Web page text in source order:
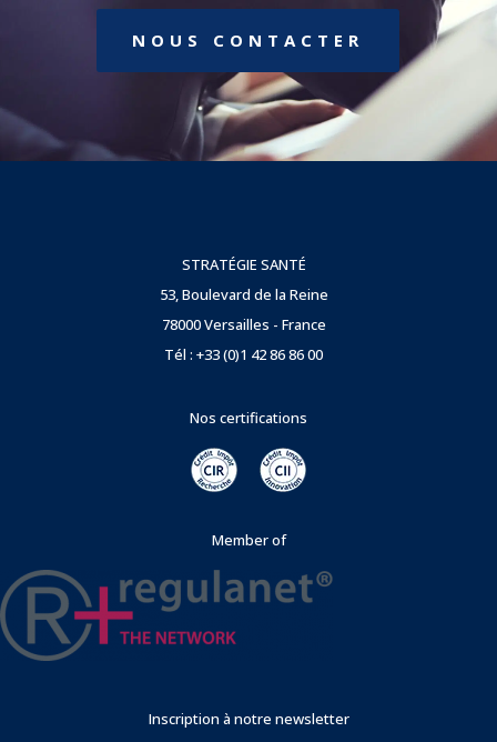
NOUS CONTACTER
STRATÉGIE SANTÉ
53, Boulevard de la Reine
78000 Versailles - France
Tél : +33 (0)1 42 86 86 00
Nos certifications
Member of
Inscription à notre newsletter